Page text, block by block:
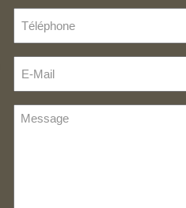
(Nécessaire)
Mail
Message